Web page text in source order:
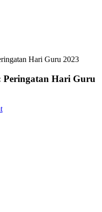
Hari Guru 2023
Peringatan Hari Guru